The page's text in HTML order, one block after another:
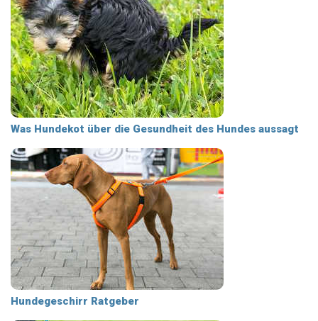
Was Hundekot über die Gesundheit des Hundes aussagt
Hundegeschirr Ratgeber